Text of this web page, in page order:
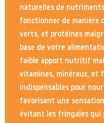
naturelles de
fonctionner de manière
verts, et protéines
base de votre
faible apport nutritif
vitamines, minéraux, et
indispensables pour
favorisant une
évitant les fringales qui